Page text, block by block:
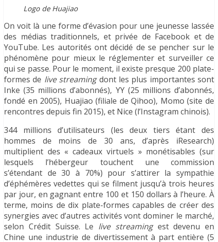
Logo de Huajiao
On voit là une forme d’évasion pour une jeunesse lassée
des médias traditionnels, et privée de Facebook et de
YouTube. Les autorités ont décidé de se pencher sur le
phénomène pour mieux le réglementer et surveiller ce
qui se passe. Pour le moment, il existe presque 200 plate-
formes de live streamingdont les plus importantes sont
Inke (35 millions d’abonnés), YY (25 millions d’abonnés,
fondé en 2005), Huajiao (filiale de Qihoo), Momo (site de
rencontres depuis fin 2015), et Nice (l’Instagram chinois).
344 millions d’utilisateurs (les deux tiers étant des
hommes de moins de 30 ans, d’après iResearch)
multiplient des « cadeaux virtuels » monétisables (sur
lesquels l’hébergeur touchent une commission
s’étendant de 30 à 70%) pour s’attirer la sympathie
d’éphémères vedettes qui se filment jusqu’à trois heures
par jour, en gagnant entre 100 et 150 dollars à l’heure. À
terme, moins de dix plate-formes capables de créer des
synergies avec d’autres activités vont dominer le marché,
selon Crédit Suisse. Le live streamingest devenu en
Chine une industrie de divertissement à part entière (5